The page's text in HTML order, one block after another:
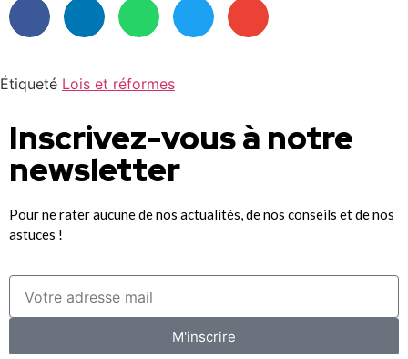
Étiqueté Lois et réformes
Inscrivez-vous à notre
newsletter
Pour ne rater aucune de nos actualités, de nos conseils et de nos
astuces !
M'inscrire